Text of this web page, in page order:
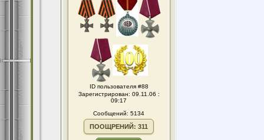
ID пользователя #88
Зарегистрирован: 09.11.06 :
09:17
Сообщений: 5134
ПООЩРЕНИЙ: 311